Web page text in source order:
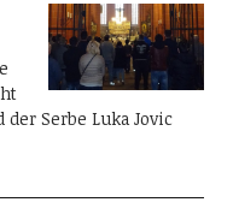
Serbe Luka Jovic